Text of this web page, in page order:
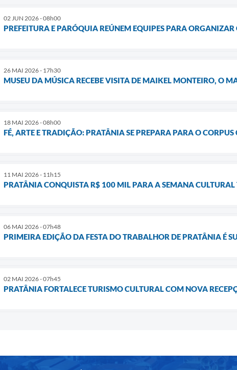
02 JUN 2026 - 08h00
PREFEITURA E PARÓQUIA REÚNEM EQUIPES PARA
26 MAI 2026 - 17h30
MUSEU DA MÚSICA RECEBE VISITA DE MAIKEL MONTEIRO, O
18 MAI 2026 - 08h00
FÉ, ARTE E TRADIÇÃO: PRATÂNIA SE PREPARA PARA O
11 MAI 2026 - 11h15
PRATÂNIA CONQUISTA R$ 100 MIL PARA A SEMANA
06 MAI 2026 - 07h48
PRIMEIRA EDIÇÃO DA FESTA DO TRABALHOR DE PRATÂNIA É
02 MAI 2026 - 07h45
PRATÂNIA FORTALECE TURISMO CULTURAL COM NOVA